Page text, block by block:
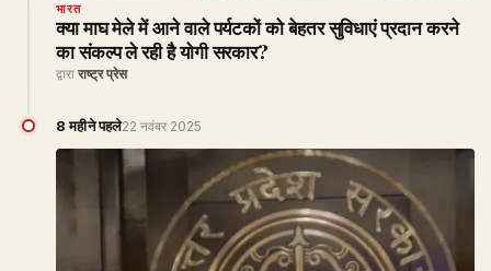
भारत
क्या माघ मेले में आने वाले पर्यटकों को बेहतर सुविधाएं प्रदान करने
का संकल्प ले रही है योगी सरकार?
द्वारा राष्ट्र प्रेस
8 महीने पहले22 नवंबर 2025